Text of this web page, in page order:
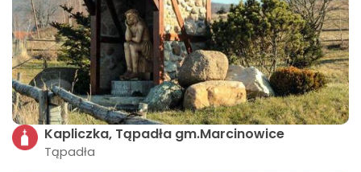
Kapliczka, Tąpadła gm.Marcinowice
Tąpadła